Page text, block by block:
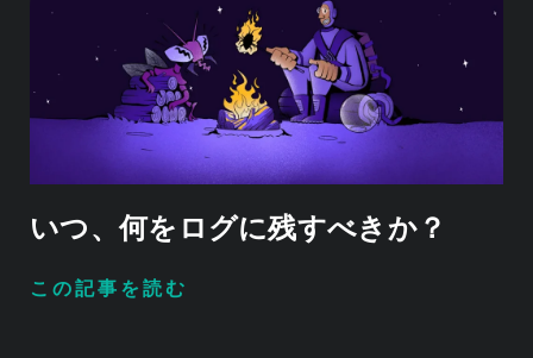
いつ、何をログに残すべきか？
この記事を読む